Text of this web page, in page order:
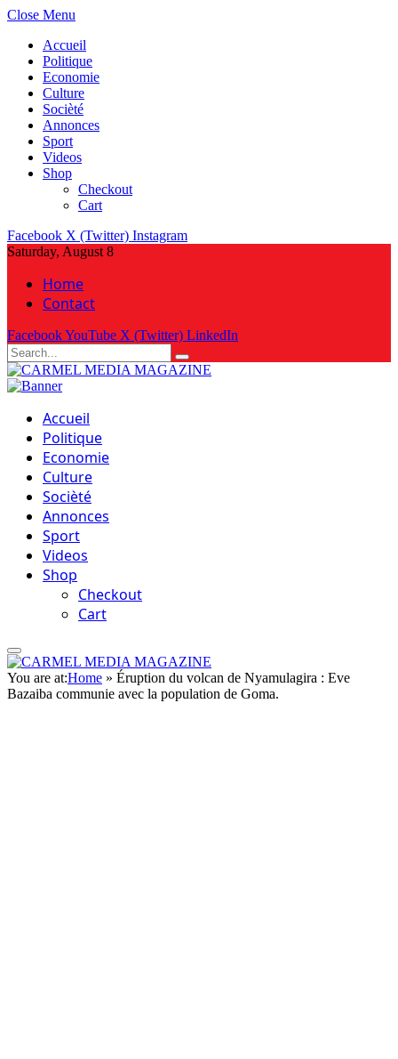
Close Menu
Accueil
Politique
Economie
Culture
Socièté
Annonces
Sport
Videos
Shop
Checkout
Cart
Facebook X (Twitter) Instagram
Saturday, August 8
Home
Contact
FacebookYouTube X (Twitter) LinkedIn
Accueil
Politique
Economie
Culture
Socièté
Annonces
Sport
Videos
Shop
Checkout
Cart
You are at:Home » Éruption du volcan de Nyamulagira : Eve
Bazaiba communie avec la population de Goma.